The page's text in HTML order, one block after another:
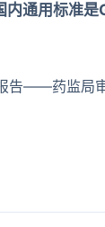
通用标准是
告——药监局